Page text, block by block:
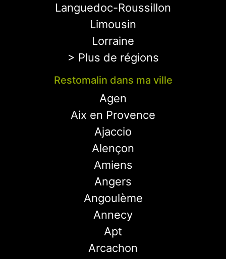
Languedoc-Roussillon
Limousin
Lorraine
> Plus de régions
Restomalin dans ma ville
Agen
Aix en Provence
Ajaccio
Alençon
Amiens
Angers
Angoulème
Annecy
Apt
Arcachon